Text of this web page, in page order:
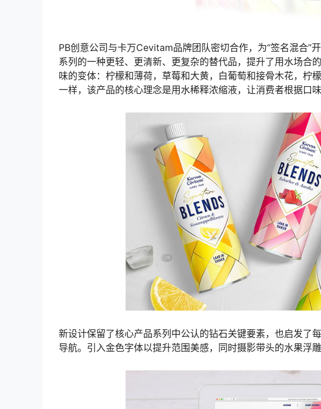
PB创意公司与卡万Cevitam品牌团队密切合作，为“签名混合
系列的一种更轻、更清新、更复杂的替代品，提升了用水场合
味的变体：柠檬和薄荷，草莓和大黄，白葡萄和接骨木花，柠
一样，该产品的核心理念是用水稀释浓缩液，让消费者根据口
新设计保留了核心产品系列中公认的钻石关键要素，也启发了
导航。引入金色字体以提升范围美感，同时摄影带头的水果浮